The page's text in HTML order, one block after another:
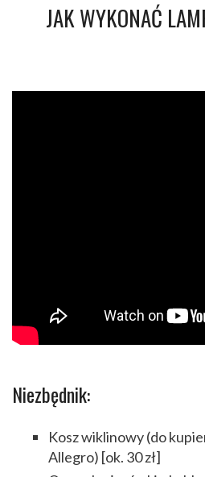
JAK WYKONAĆ
Niezbędnik:
Kosz wiklinowy (do
Allegro) [ok. 30 zł]